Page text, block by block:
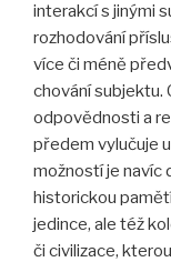
interakcí s jinými
rozhodování
více či méně
chování subjektu.
odpovědnosti a
předem vylučuje
možností je navíc
historickou
jedince, ale též
či civilizace,